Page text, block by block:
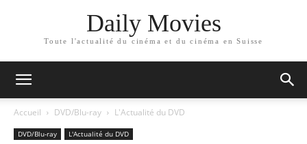
Daily Movies
Toute l'actualité du cinéma et du cinéma en Suisse
Accueil DVD/Blu-ray L'Actualité du DVD
DVD/Blu-ray L'Actualité du DVD